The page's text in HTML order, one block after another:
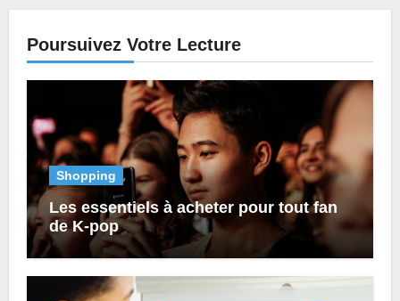
Poursuivez Votre Lecture
Shopping
Les essentiels à acheter pour tout fan
de K-pop